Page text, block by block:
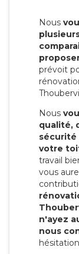
Nous
prévoit
Nous
qualité,
sécurité
votre
travail
vous
n'ayez
nous